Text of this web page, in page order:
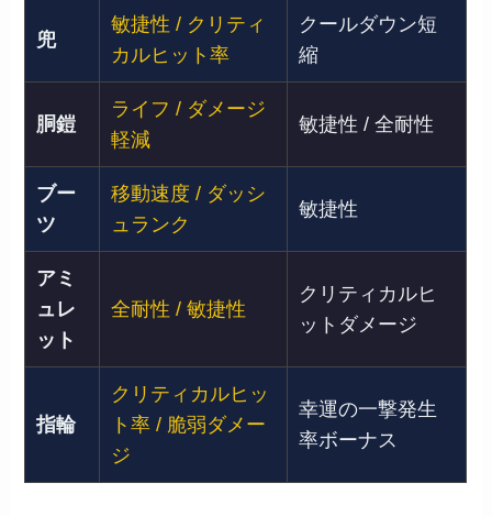
兜
敏捷性 / クリティ
カルヒット率
クールダウン短
縮
胴鎧
ライフ / ダメージ
軽減
敏捷性 / 全耐性
ブー
ツ
移動速度 / ダッシ
ュランク
敏捷性
アミ
ュレ
ット
全耐性 / 敏捷性
クリティカルヒ
ットダメージ
指輪
クリティカルヒッ
ト率 / 脆弱ダメー
ジ
幸運の一撃発生
率ボーナス